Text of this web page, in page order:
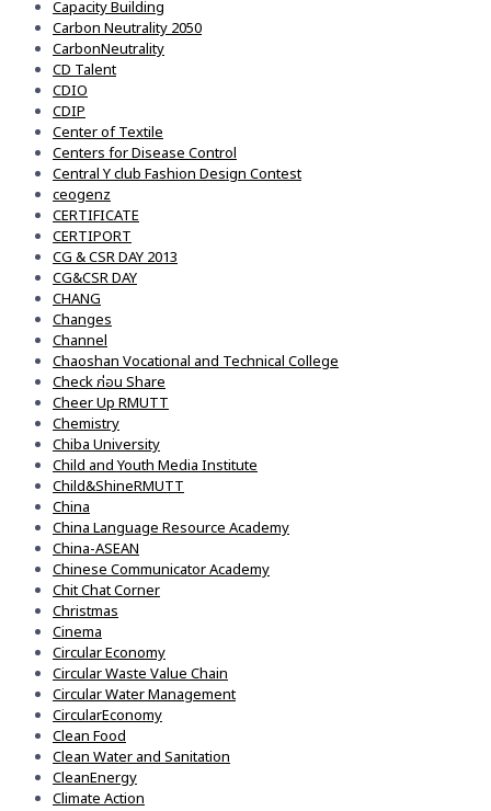
Capacity Building
Carbon Neutrality 2050
CarbonNeutrality
CD Talent
CDIO
CDIP
Center of Textile
Centers for Disease Control
Central Y club Fashion Design Contest
ceogenz
CERTIFICATE
CERTIPORT
CG & CSR DAY 2013
CG&CSR DAY
CHANG
Changes
Channel
Chaoshan Vocational and Technical College
Check ก่อน Share
Cheer Up RMUTT
Chemistry
Chiba University
Child and Youth Media Institute
Child&ShineRMUTT
China
China Language Resource Academy
China-ASEAN
Chinese Communicator Academy
Chit Chat Corner
Christmas
Cinema
Circular Economy
Circular Waste Value Chain
Circular Water Management
CircularEconomy
Clean Food
Clean Water and Sanitation
CleanEnergy
Climate Action